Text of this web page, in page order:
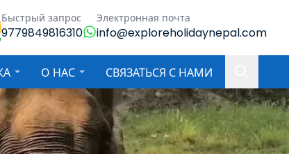
Быстрый запрос
9779849816310
Электронная почта
info@exploreholidaynepal.com
О НАС СВЯЗАТЬСЯ С НАМИ